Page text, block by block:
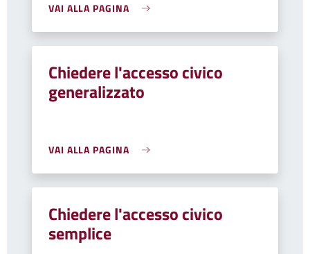
VAI ALLA PAGINA
Chiedere l'accesso civico
generalizzato
VAI ALLA PAGINA
Chiedere l'accesso civico
semplice